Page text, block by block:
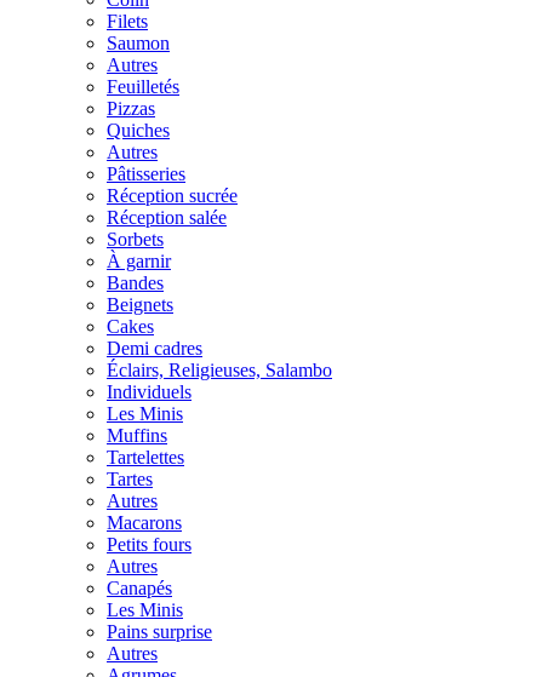
Filets
Saumon
Autres
Feuilletés
Pizzas
Quiches
Autres
Pâtisseries
Réception sucrée
Réception salée
Sorbets
À garnir
Bandes
Beignets
Cakes
Demi cadres
Éclairs, Religieuses, Salambo
Individuels
Les Minis
Muffins
Tartelettes
Tartes
Autres
Macarons
Petits fours
Autres
Canapés
Les Minis
Pains surprise
Autres